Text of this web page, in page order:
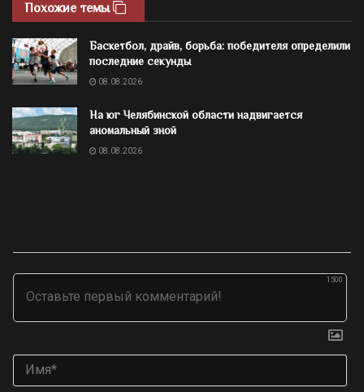
Похожие темы
Баскетбол, драйв, борьба: победителя определили
последние секунды
08.08.2026
На юг Челябинской области надвигается
аномальный зной
08.08.2026
1500